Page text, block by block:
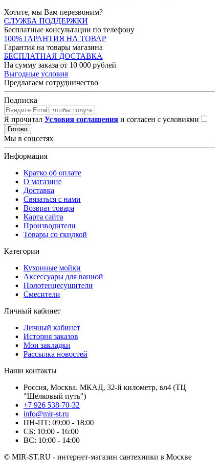
Хотите, мы Вам перезвоним?
СЛУЖБА ПОДДЕРЖКИ
Бесплатные консультации по телефону
100% ГАРАНТИЯ НА ТОВАР
Гарантия на товары магазина
БЕСПЛАТНАЯ ДОСТАВКА
На сумму заказа от 10 000 рублей
Выгодные условия
Предлагаем сотрудничество
Подписка
Я прочитал Условия соглашения и согласен с условиями
Готово
Мы в соцсетях
Информация
Кратко об оплате
О магазине
Доставка
Связаться с нами
Возврат товара
Карта сайта
Производители
Товары со скидкой
Категории
Кухонные мойки
Аксессуары для ванной
Полотенцесушители
Смесители
Личный кабинет
Личный кабинет
История заказов
Мои закладки
Рассылка новостей
Наши контакты
Россия, Москва. МКАД, 32-й километр, вл4 (ТЦ
"Шёлковый путь")
+7 926 538-70-32
info@mir-st.ru
ПН-ПТ: 09:00 - 18:00
СБ: 10:00 - 16:00
ВС: 10:00 - 14:00
© MIR-ST.RU - интернет-магазин сантехники в Москве